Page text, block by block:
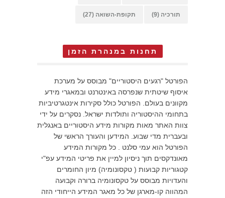
תורכיה (9) תקופת-השואה (27)
תחנות במנהרת הזמן
הפורטל "רגעים היסטוריים" מבוסס על מערכת
איסוף שיטתית שנפרסה באינטרנט ובמאגרי מידע
מקוונים בעולם. הפורטל כולל סקירות אינטגרטיביות
בתחומי ההיסטוריה ותולדות ישראל. נסקרים על ידי
צוות האתר מאות מקורות מידע היסטוריים באנגלית
ובעברית מדי שבוע. המידען והעורך הראשי של
הפורטל הוא עמי סלנט . כל מקורות המידע
מאונדקסים תוך ניסיון למיין את פריטי המידע עפ"י
קטגוריות קבועות ( טקסונומיה) מיון החומרים
והעדויות מבוסס על טקסונומיה ברורה וקבועה
המהווה קו-מארגן של כל מאגר המידע הייחודי הזה